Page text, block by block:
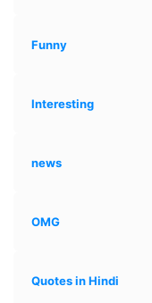
Funny
Interesting
news
OMG
Quotes in Hindi